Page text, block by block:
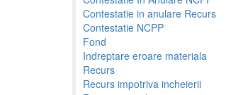
Contestatie in anulare Recurs
Contestatie NCPP
Fond
Indreptare eroare materiala
Recurs
Recurs impotriva incheierii